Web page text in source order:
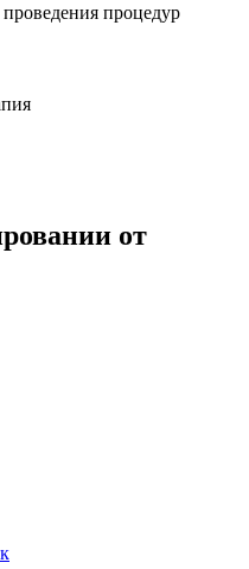
проведения процедур
от